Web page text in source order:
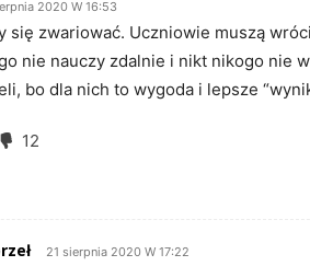
2020 W 16:53
się zwariować. Uczniowie muszą
nie nauczy zdalnie i nikt nikogo nie
bo dla nich to wygoda i lepsze
12
21 sierpnia 2020 W 17:22